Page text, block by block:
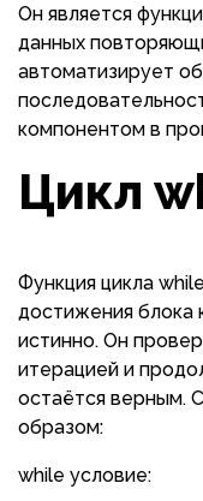
Он является
данных
автоматизирует
компонентом в
Цикл
Функция цикла
достижения блока
истинно. Он
итерацией и
остаётся верным.
образом:
while условие: